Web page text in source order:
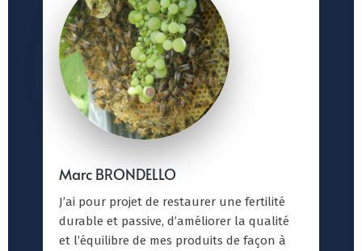
Marc BRONDELLO
J’ai pour projet de restaurer une fertilité
durable et passive, d’améliorer la qualité
et l’équilibre de mes produits de façon à